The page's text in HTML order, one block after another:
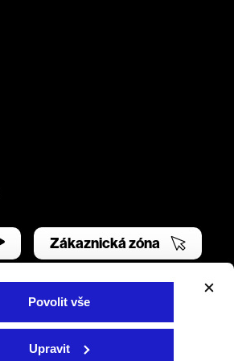
Povolit vše
Upravit
Zákaznická zóna